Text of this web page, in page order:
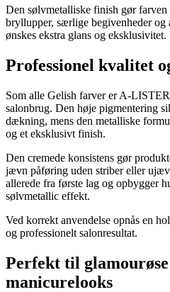
Den sølvmetalliske finish gør
bryllupper, særlige begivenheder og
ønskes ekstra glans og eksklusivitet.
Professionel kvalitet
Som alle Gelish farver er A-
salonbrug. Den høje pigmentering
dækning, mens den metalliske
og et eksklusivt finish.
Den cremede konsistens gør
jævn påføring uden striber eller
allerede fra første lag og opbygger
sølvmetallic effekt.
Ved korrekt anvendelse opnås en
og professionelt salonresultat.
Perfekt til
manicurelooks